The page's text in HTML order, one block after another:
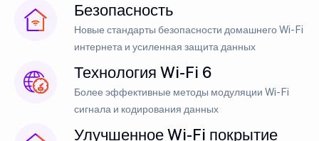
Безопасность
Новые стандарты безопасности домашнего Wi-Fi
интернета и усиленная защита данных
Технология Wi-Fi 6
Более эффективные методы модуляции Wi-Fi
сигнала и кодирования данных
Улучшенное Wi-Fi покрытие